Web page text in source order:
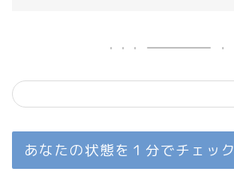
あなたの状態を１分でチェック